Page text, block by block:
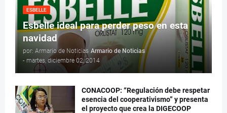
ESBELLE
Esbelle ideal para perder peso en esta
navidad
por: Armario de Noticias Armario de Noticias
- martes, diciembre 02, 2014
CONACOOP: “Regulación debe respetar
esencia del cooperativismo” y presenta
el proyecto que crea la DIGECOOP